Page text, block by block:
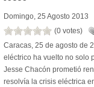
Domingo, 25 Agosto 2013
(0 votes)
Caracas, 25 de agosto de
eléctrico ha vuelto no solo
Jesse Chacón prometió
resolvía la crisis eléctrica